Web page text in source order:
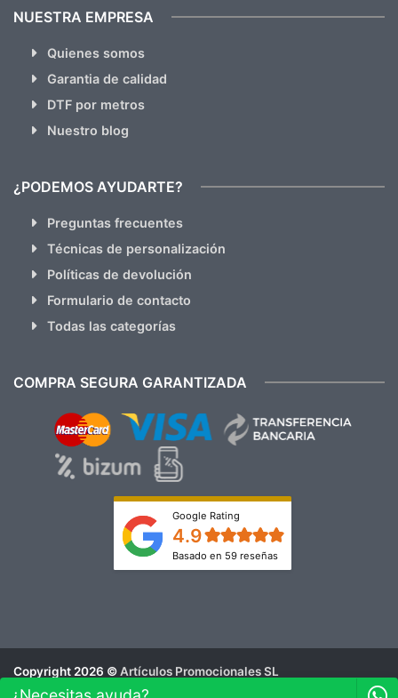
NUESTRA EMPRESA
Quienes somos
Garantia de calidad
DTF por metros
Nuestro blog
¿PODEMOS AYUDARTE?
Preguntas frecuentes
Técnicas de personalización
Políticas de devolución
Formulario de contacto
Todas las categorías
COMPRA SEGURA GARANTIZADA
Google Rating
4.9
Basado en 59 reseñas
Copyright 2026 ©Artículos Promocionales SL
Aviso Legal